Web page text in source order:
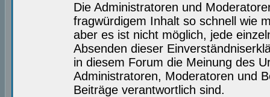
Die Administratoren und
fragwürdigem Inhalt so schnell wie
aber es ist nicht möglich, jede
Absenden dieser
in diesem Forum die Meinung des
Administratoren, Moderatoren und
Beiträge verantwortlich sind.